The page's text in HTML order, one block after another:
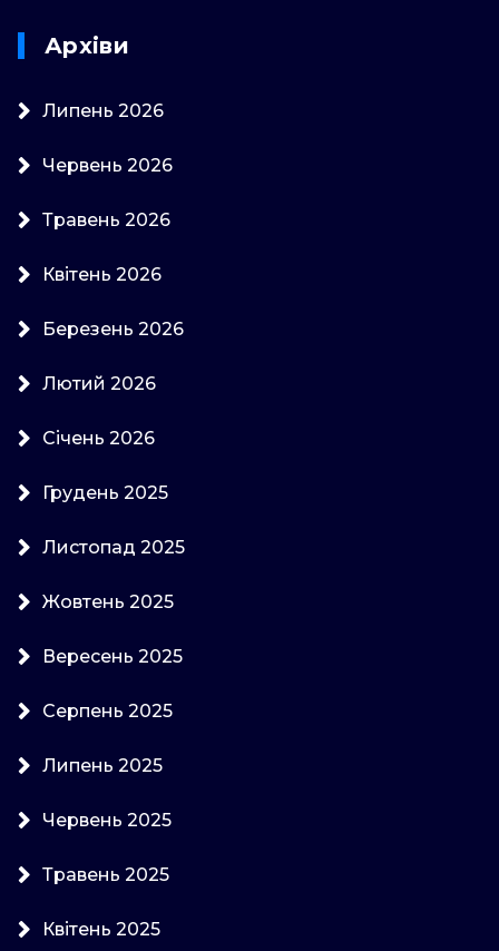
Архіви
Липень 2026
Червень 2026
Травень 2026
Квітень 2026
Березень 2026
Лютий 2026
Січень 2026
Грудень 2025
Листопад 2025
Жовтень 2025
Вересень 2025
Серпень 2025
Липень 2025
Червень 2025
Травень 2025
Квітень 2025